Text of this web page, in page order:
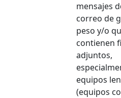
mensajes
correo de
peso y/o
contienen
adjuntos,
equipos
(equipos